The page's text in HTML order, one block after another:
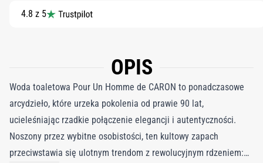
4.8 z 5
OPIS
Woda toaletowa Pour Un Homme de CARON to ponadczasowe
arcydzieło, które urzeka pokolenia od prawie 90 lat,
ucieleśniając rzadkie połączenie elegancji i autentyczności.
Noszony przez wybitne osobistości, ten kultowy zapach
przeciwstawia się ulotnym trendom z rewolucyjnym rdzeniem: